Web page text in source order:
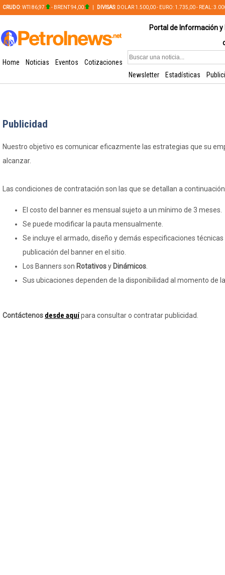
CRUDO: WTI 86,97 - BRENT 94,00 DIVISAS: DOLAR 1.500,00 - EURO: 1.735,00 - REAL:
Portal de Información
Home Noticias Eventos
Cotizaciones
Newsletter
Estadísticas
Publicidad
Nuestro objetivo es comunicar eficazmente las estrategias que su
alcanzar.
Las condiciones de contratación son las que se detallan a
El costo del banner es mensual sujeto a un mínimo de 3 meses.
Se puede modificar la pauta mensualmente.
Se incluye el armado, diseño y demás especificaciones
publicación del banner en el sitio.
Los Banners son Rotativosy Dinámicos
Sus ubicaciones dependen de la disponibilidad al momento de
Contáctenos desde aquípara consultar o contratar publicidad.